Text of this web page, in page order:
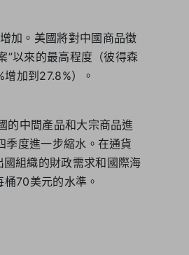
加。美國將對中國商品徵
”以來的最高程度（彼得森
加到27.8%）。
的中間產品和大宗商品進
季度進一步縮水。在通貨
組織的財政需求和國際海
70美元的水準。